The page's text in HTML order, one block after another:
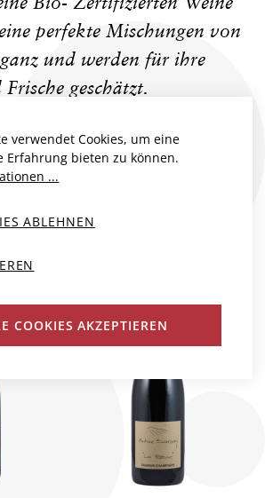
perfekte Mischungen von
und werden für ihre
geschätzt.
VON ANTOINE
BIO BIO
verwendet Cookies, um eine
Erfahrung bieten zu können.
...
ABLEHNEN
COOKIES AKZEPTIEREN